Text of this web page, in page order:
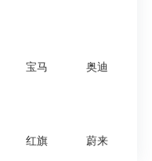
宝马 奥迪
红旗 蔚来